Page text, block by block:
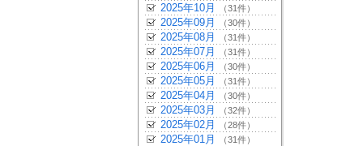
2025年10月 （31件）
2025年09月 （30件）
2025年08月 （31件）
2025年07月 （31件）
2025年06月 （30件）
2025年05月 （31件）
2025年04月 （30件）
2025年03月 （32件）
2025年02月 （28件）
2025年01月 （31件）